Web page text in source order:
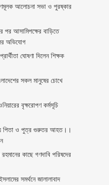
আলোচনা সভা ও পুরষ্কার
পর আসামিপক্ষের বাড়িতে
অভিযোগ
ঘোষণা দিলেন শিক্ষক
সকল মানুষের চোখে
বৃক্ষরোপণ কর্মসূচি
পিতা ও পুত্র গুরুতর আহত।।
কাছে গণদাবি পরিষদের
সমর্থনে জালালাবাদ